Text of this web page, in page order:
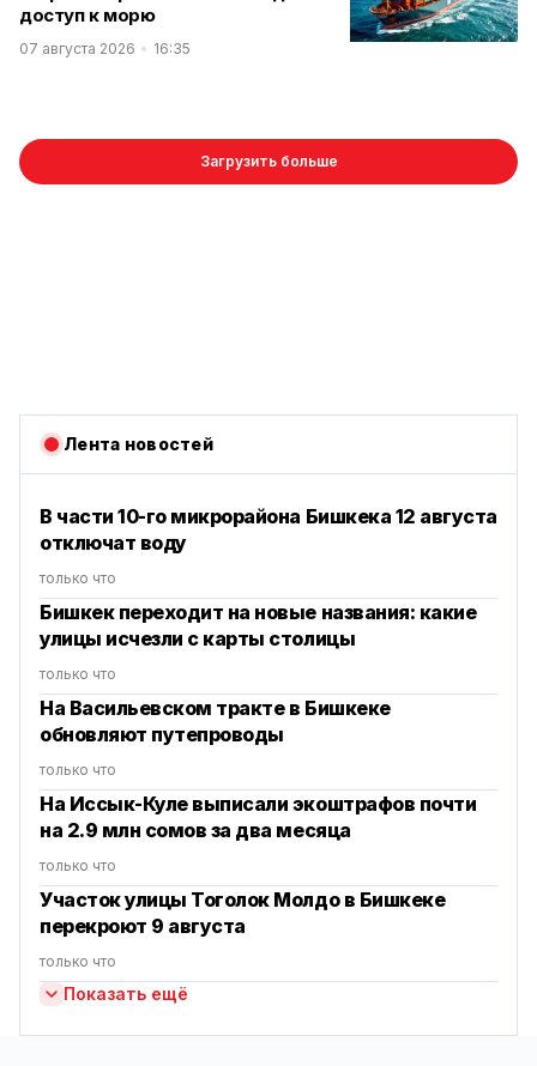
доступ к морю
07 августа 2026 16:35
Загрузить больше
Лента новостей
В части 10-го микрорайона Бишкека 12 августа
отключат воду
только что
Бишкек переходит на новые названия: какие
улицы исчезли с карты столицы
только что
На Васильевском тракте в Бишкеке
обновляют путепроводы
только что
На Иссык-Куле выписали экоштрафов почти
на 2.9 млн сомов за два месяца
только что
Участок улицы Тоголок Молдо в Бишкеке
перекроют 9 августа
только что
Показать ещё